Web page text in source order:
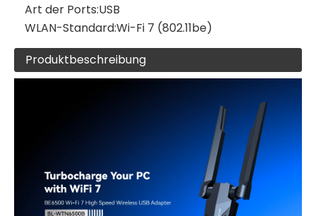
Art der Ports:USB
WLAN-Standard:Wi-Fi 7 (802.11be)
Produktbeschreibung